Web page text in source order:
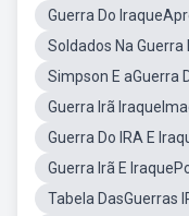
Guerra Do
Soldados Na Guerra
Simpson E aGuerra
Guerra Irã
Guerra Do IRA E
Guerra Irã E
Tabela DasGuerras